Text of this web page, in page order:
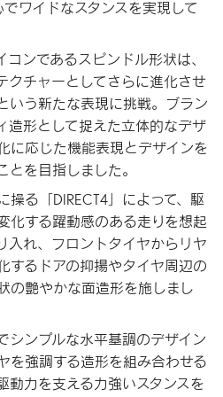
ワイドなスタンスを実現して
コンであるスピンドル形状は、
クチャーとしてさらに進化させ
いう新たな表現に挑戦。ブラン
造形として捉えた立体的なデザ
に応じた機能表現とデザインを
とを目指しました。
操る「DIRECT4」によって、駆
化する躍動感のある走りを想起
入れ、フロントタイヤからリヤ
するドアの抑揚やタイヤ周辺の
の艶やかな面造形を施しまし
シンプルな水平基調のデザイン
を強調する造形を組み合わせる
動力を支える力強いスタンスを